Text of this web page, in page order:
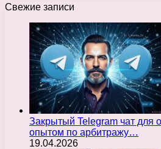
Свежие записи
Закрытый Telegram чат для
опытом по арбитражу…
19.04.2026